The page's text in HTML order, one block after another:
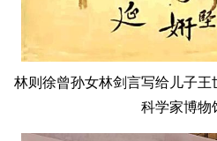
林则徐曾孙女林剑言写给儿子
科学家博物